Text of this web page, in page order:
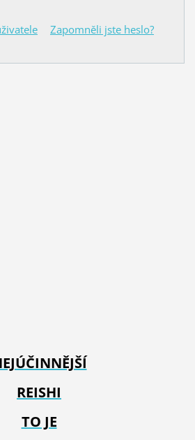
Zapomněli jste heslo?
REISHI
TO JE